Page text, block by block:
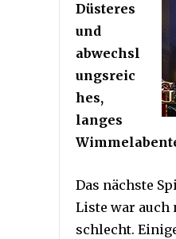
Düsteres
und
abwechsl
ungsreic
hes,
langes
Das nächste
Liste war auch
schlecht.